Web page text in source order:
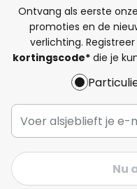
Ontvang als eerste
promoties en de
verlichting.
kortingscode*die je
Nu